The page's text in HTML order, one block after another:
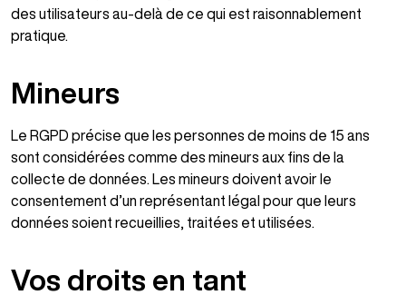
des utilisateurs au-delà de ce qui est raisonnablement
pratique.
Mineurs
Le RGPD précise que les personnes de moins de 15 ans
sont considérées comme des mineurs aux fins de la
collecte de données. Les mineurs doivent avoir le
consentement d’un représentant légal pour que leurs
données soient recueillies, traitées et utilisées.
Vos droits en tant